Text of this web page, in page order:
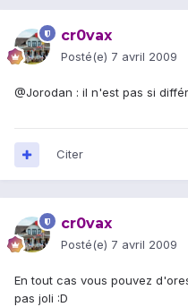
cr0vax
Posté(e) 7 avril 2009
@Jorodan : il n'est pas si
Citer
cr0vax
Posté(e) 7 avril 2009
En tout cas vous pouvez
pas joli :D